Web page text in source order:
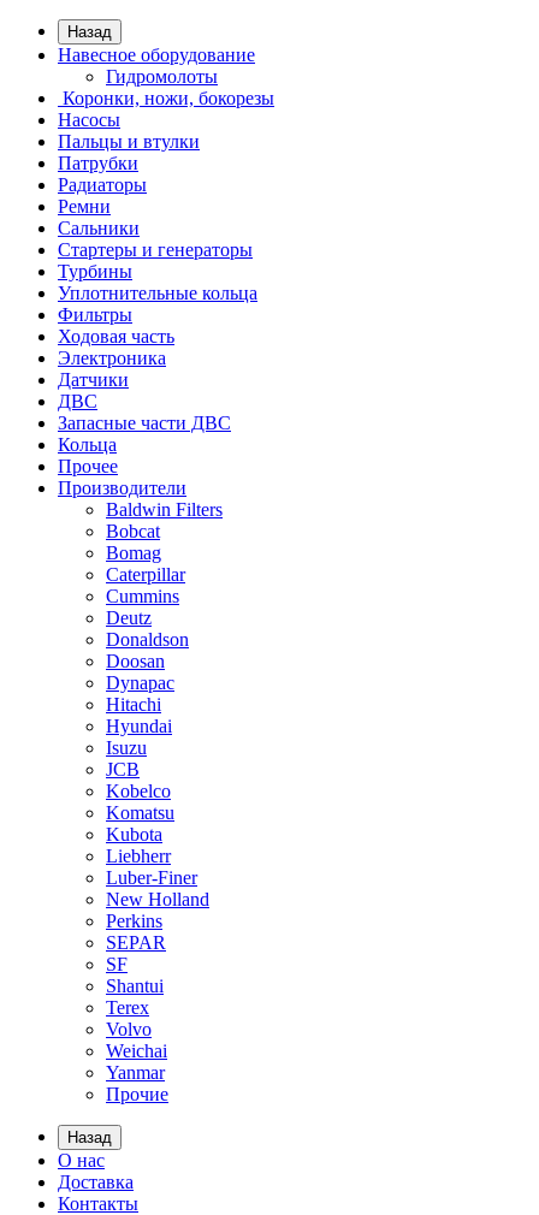
Назад
Навесное оборудование
Гидромолоты
Коронки, ножи, бокорезы
Насосы
Пальцы и втулки
Патрубки
Радиаторы
Ремни
Сальники
Стартеры и генераторы
Турбины
Уплотнительные кольца
Фильтры
Ходовая часть
Электроника
Датчики
ДВС
Запасные части ДВС
Кольца
Прочее
Производители
Baldwin Filters
Bobcat
Bomag
Caterpillar
Cummins
Deutz
Donaldson
Doosan
Dynapac
Hitachi
Hyundai
Isuzu
JCB
Kobelco
Komatsu
Kubota
Liebherr
Luber-Finer
New Holland
Perkins
SEPAR
SF
Shantui
Terex
Volvo
Weichai
Yanmar
Прочие
Назад
О нас
Доставка
Контакты